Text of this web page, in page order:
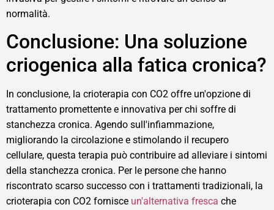
normalità.
Conclusione: Una soluzione
criogenica alla fatica cronica?
In conclusione, la crioterapia con CO2 offre un'opzione di
trattamento promettente e innovativa per chi soffre di
stanchezza cronica. Agendo sull'infiammazione,
migliorando la circolazione e stimolando il recupero
cellulare, questa terapia può contribuire ad alleviare i sintomi
della stanchezza cronica. Per le persone che hanno
riscontrato scarso successo con i trattamenti tradizionali, la
crioterapia con CO2 fornisce un'alternativa fresca che